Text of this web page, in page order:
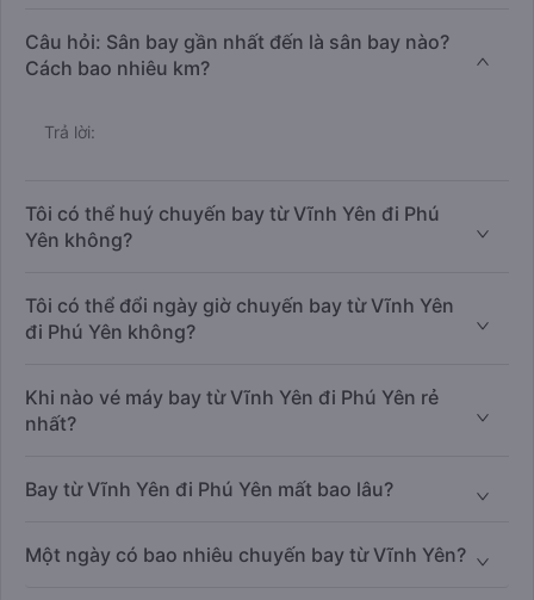
Câu hỏi: Sân bay gần nhất đến là sân bay nào?
Cách bao nhiêu km?
Trả lời:
Tôi có thể huý chuyến bay từ Vĩnh Yên đi Phú
Yên không?
Tôi có thể đổi ngày giờ chuyến bay từ Vĩnh Yên
đi Phú Yên không?
Khi nào vé máy bay từ Vĩnh Yên đi Phú Yên rẻ
nhất?
Bay từ Vĩnh Yên đi Phú Yên mất bao lâu?
Một ngày có bao nhiêu chuyến bay từ Vĩnh Yên?